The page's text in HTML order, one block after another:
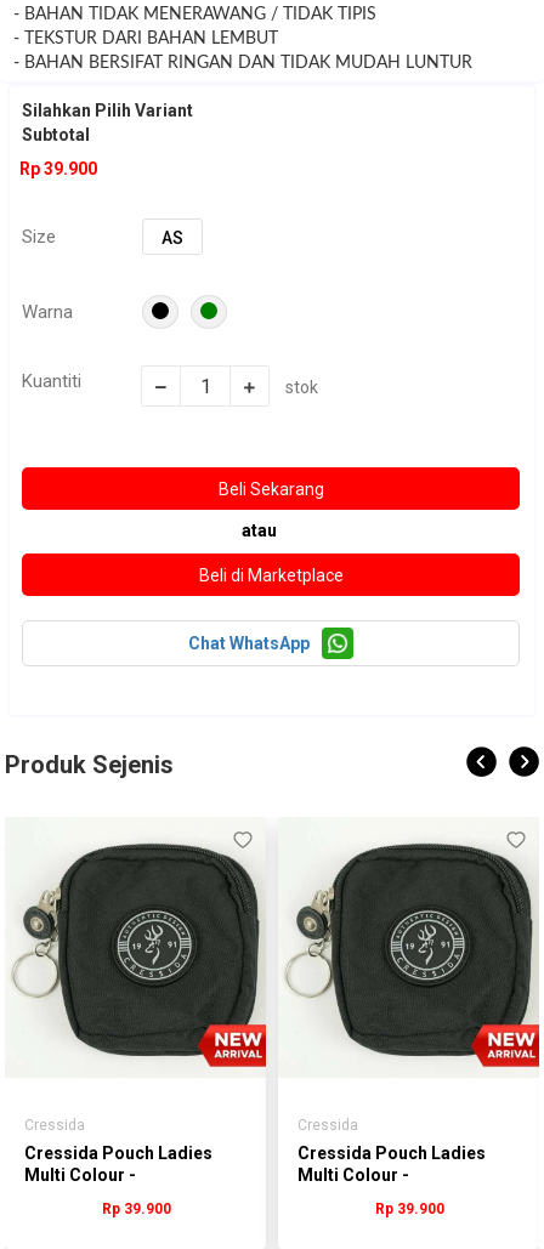
- BAHAN TIDAK MENERAWANG / TIDAK TIPIS
- TEKSTUR DARI BAHAN LEMBUT
- BAHAN BERSIFAT RINGAN DAN TIDAK MUDAH LUNTUR
Silahkan Pilih Variant
Subtotal
Rp 39.900
Size AS
Warna
Kuantiti stok
atau
Chat WhatsApp
Produk Sejenis
Cressida
Cressida Pouch Ladies
Multi Colour -
Rp 39.900
Cressida
Cressida Pouch Ladies
Multi Colour -
Rp 39.900